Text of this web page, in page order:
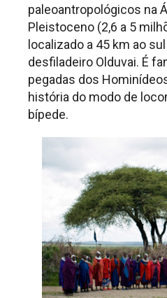
paleoantropológicos na
Pleistoceno (2,6 a 5
localizado a 45 km ao
desfiladeiro Olduvai. É
pegadas dos
história do modo de
bípede.